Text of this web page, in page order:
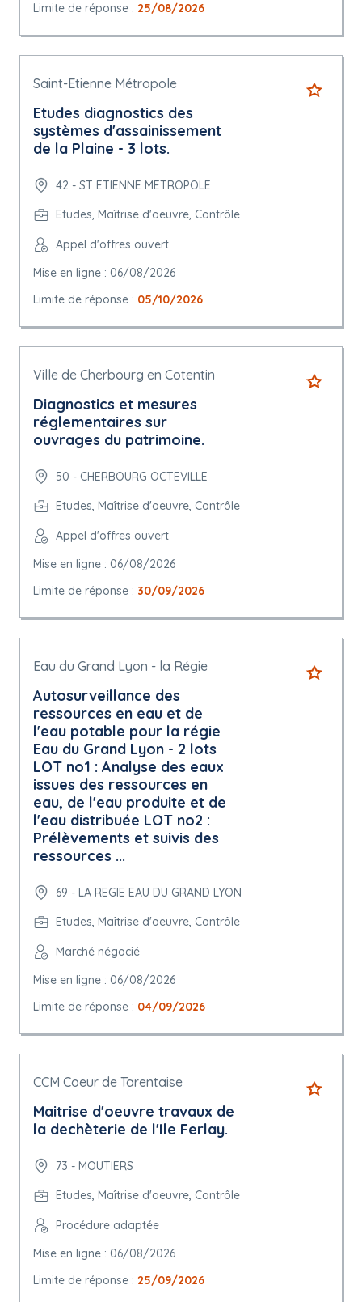
Limite de réponse : 25/08/2026
Saint-Etienne Métropole
Etudes diagnostics des
systèmes d'assainissement
de la Plaine - 3 lots.
42 - ST ETIENNE METROPOLE
Etudes, Maîtrise d'oeuvre, Contrôle
Appel d'offres ouvert
Mise en ligne : 06/08/2026
Limite de réponse : 05/10/2026
Ville de Cherbourg en Cotentin
Diagnostics et mesures
réglementaires sur
ouvrages du patrimoine.
50 - CHERBOURG OCTEVILLE
Etudes, Maîtrise d'oeuvre, Contrôle
Appel d'offres ouvert
Mise en ligne : 06/08/2026
Limite de réponse : 30/09/2026
Eau du Grand Lyon - la Régie
Autosurveillance des
ressources en eau et de
l'eau potable pour la régie
Eau du Grand Lyon - 2 lots
LOT no1 : Analyse des eaux
issues des ressources en
eau, de l'eau produite et de
l'eau distribuée LOT no2 :
Prélèvements et suivis des
ressources ...
69 - LA REGIE EAU DU GRAND LYON
Etudes, Maîtrise d'oeuvre, Contrôle
Marché négocié
Mise en ligne : 06/08/2026
Limite de réponse : 04/09/2026
CCM Coeur de Tarentaise
Maitrise d'oeuvre travaux de
la dechèterie de l'Ile Ferlay.
73 - MOUTIERS
Etudes, Maîtrise d'oeuvre, Contrôle
Procédure adaptée
Mise en ligne : 06/08/2026
Limite de réponse : 25/09/2026